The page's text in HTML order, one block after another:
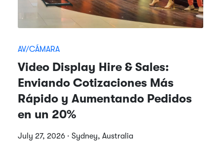
AV/CÁMARA
Video Display Hire & Sales:
Enviando Cotizaciones Más
Rápido y Aumentando Pedidos
en un 20%
July 27, 2026 · Sydney, Australia